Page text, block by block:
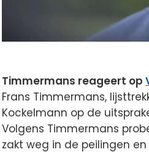
Timmermans reageert op
Frans Timmermans,
Kockelmann op de
Volgens Timmermans
zakt weg in de peilingen